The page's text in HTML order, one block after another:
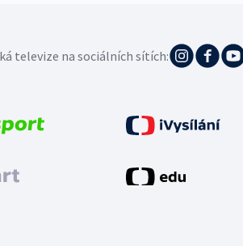
televize na sociálních sítích: